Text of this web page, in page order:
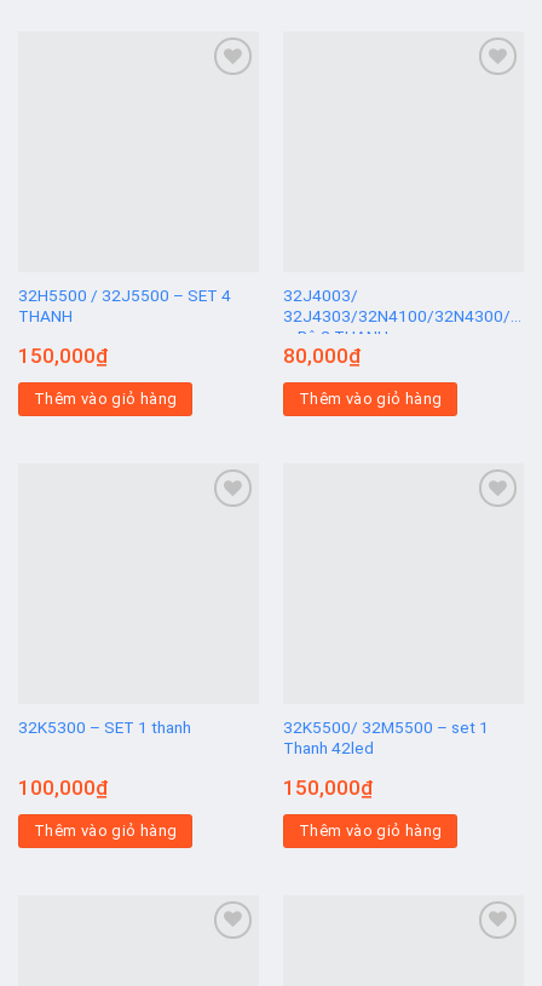
32H5500 / 32J5500 – SET 4
THANH
150,000₫
Thêm vào giỏ hàng
32J4003/
32J4303/32N4100/32N4300/
– Bộ 2 THANH
80,000₫
Thêm vào giỏ hàng
32K5300 – SET 1 thanh
100,000₫
Thêm vào giỏ hàng
32K5500/ 32M5500 – set 1
Thanh 42led
150,000₫
Thêm vào giỏ hàng